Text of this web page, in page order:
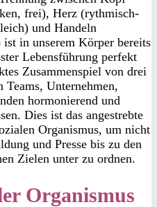
frei), Herz (rythmisch-
und Handeln
in unserem Körper bereits
Lebensführung perfekt
Zusammenspiel von drei
Teams, Unternehmen,
hormonierend und
Dies ist das angestrebte
Organismus, um nicht
und Presse bis zu den
Zielen unter zu ordnen.
Organismus